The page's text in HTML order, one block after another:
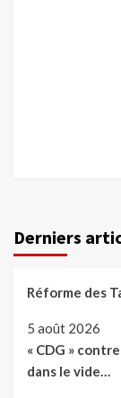
Derniers
Réforme des
5 août 2026
« CDG »
dans le vide…